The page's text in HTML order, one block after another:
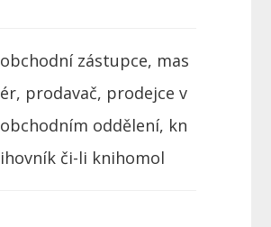
obchodní zástupce, mas
ér, prodavač, prodejce v
obchodním oddělení, kn
ihovník či-li knihomol